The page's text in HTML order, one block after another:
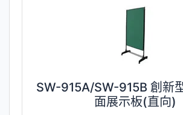
SW-915A/SW-915B 創新
面展示板(直向)